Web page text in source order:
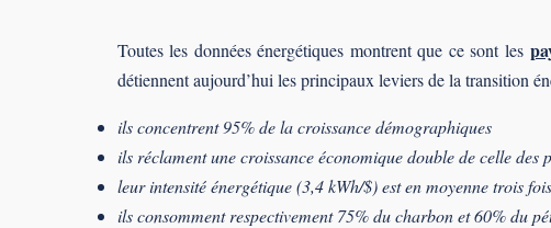
Toutes les données énergétiques montrent que ce sont les
détiennent aujourd’hui les principaux leviers de la transition
ils concentrent 95% de la croissance démographiques
ils réclament une croissance économique double de celle des
leur intensité énergétique (3,4 kWh/$) est en moyenne trois
ils consomment respectivement 75% du charbon et 60% du